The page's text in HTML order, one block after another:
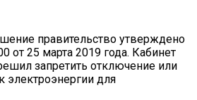
правительство утверждено
от 25 марта 2019 года. Кабинет
запретить отключение или
электроэнергии для